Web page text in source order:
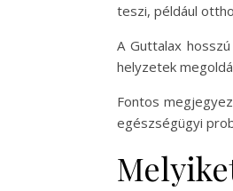
teszi, például
A Guttalax
helyzetek
Fontos
egészségügyi